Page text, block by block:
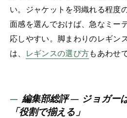
い。ジャケットを羽織れる程度
面感を選んでおけば、急なミー
応しやすい。脚まわりのレギン
は、
レギンスの選び方もあわせ
編集部総評 — ジョガー
「役割で揃える」